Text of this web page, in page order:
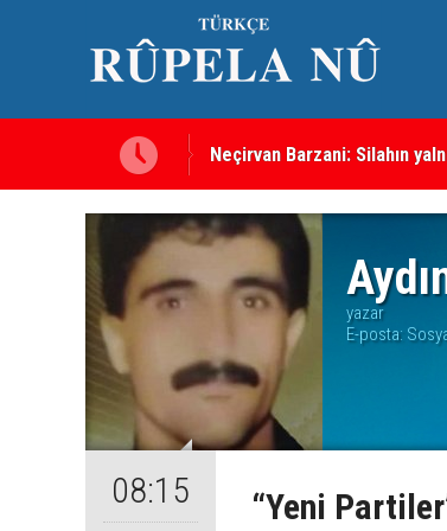
Neçirvan Barzani: Silahın
Kürdistan Hükümeti'nden
yazar
E-posta:
08:15 “Yeni